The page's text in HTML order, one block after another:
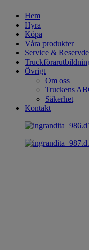
Hem
Hyra
Köpa
Våra produkter
Service &
Övrigt
Om oss
Truckens
Säkerhet
Kontakt